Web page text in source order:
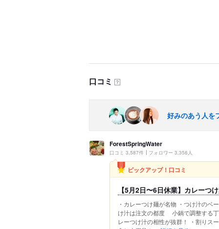
口コミ ？
好みのあう人を
ForestSpringWater
口コミ 3,587件 フォロワー 3,356人
ピックアップ！口コミ
【5月2日〜6日休業】カレーつ
・カレーつけ麺が名物 ・つけ汁のベ
け汁は注文の都度 小鍋で調整する丁
レーつけ汁の相性が抜群！ ・割り